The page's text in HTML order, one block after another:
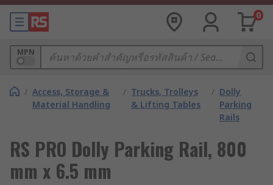
0
MPN
/ Access, Storage &
Material Handling
/ Trucks, Trolleys
& Lifting Tables
/ Dolly
Parking
Rails
RS PRO Dolly Parking Rail, 800
mm x 6.5 mm